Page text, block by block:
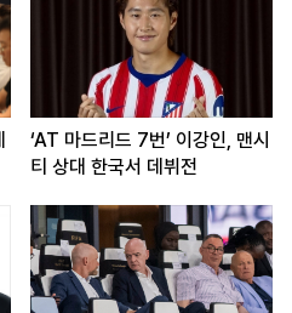
‘AT 마드리드 7번’ 이강인, 맨시
티 상대 한국서 데뷔전